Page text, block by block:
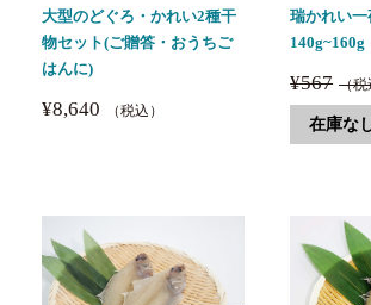
大型のどぐろ・かれい2種干
物セット(ご贈答・おうちご
はんに)
¥8,640 （税込）
瑞かれい一
140g~160g
¥567 （税
在庫な